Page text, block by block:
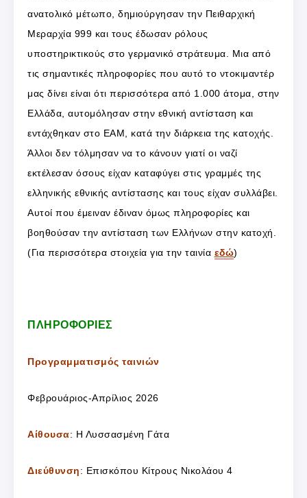
ανατολικό μέτωπο, δημιούργησαν την Πειθαρχική
Μεραρχία 999 και τους έδωσαν ρόλους
υποστηρικτικούς στο γερμανικό στράτευμα. Μια από
τις σημαντικές πληροφορίες που αυτό το ντοκιμαντέρ
μας δίνει είναι ότι περισσότερα από 1.000 άτομα, στην
Ελλάδα, αυτομόλησαν στην εθνική αντίσταση και
εντάχθηκαν στο ΕΑΜ, κατά την διάρκεια της κατοχής.
Άλλοι δεν τόλμησαν να το κάνουν γιατί οι ναζί
εκτέλεσαν όσους είχαν καταφύγει στις γραμμές της
ελληνικής εθνικής αντίστασης και τους είχαν συλλάβει.
Αυτοί που έμειναν έδιναν όμως πληροφορίες και
βοηθούσαν την αντίσταση των Ελλήνων στην κατοχή.
(Για περισσότερα στοιχεία για την ταινία εδώ)
ΠΛΗΡΟΦΟΡΙΕΣ
Προγραμματισμός ταινιών
Φεβρουάριος-Απρίλιος 2026
Αίθουσα: Η Λυσσασμένη Γάτα
Διεύθυνση: Επισκόπου Κίτρους Νικολάου 4